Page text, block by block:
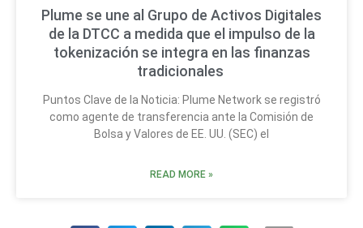
Plume se une al Grupo de Activos Digitales
de la DTCC a medida que el impulso de la
tokenización se integra en las finanzas
tradicionales
Puntos Clave de la Noticia: Plume Network se registró
como agente de transferencia ante la Comisión de
Bolsa y Valores de EE. UU. (SEC) el
READ MORE »